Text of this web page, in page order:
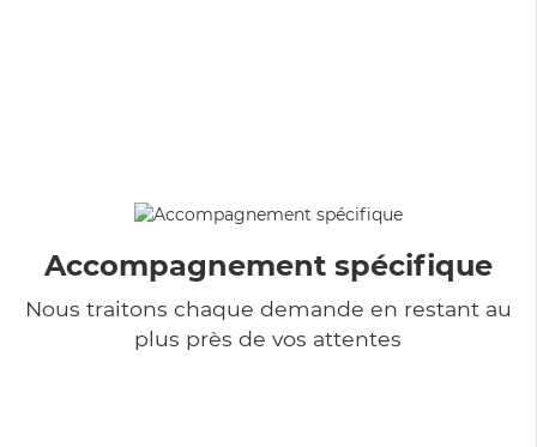
Accompagnement spécifique
Nous traitons chaque demande en restant au
plus près de vos attentes